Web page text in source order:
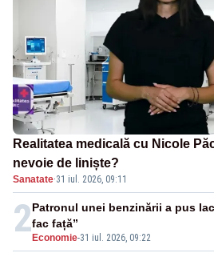
Realitatea medicală cu Nicole
nevoie de liniște?
Sanatate·31 iul. 2026, 09:11
2 Economie-31 iul. 2026, 09:22
Patronul unei benzinării a pus
fac față”